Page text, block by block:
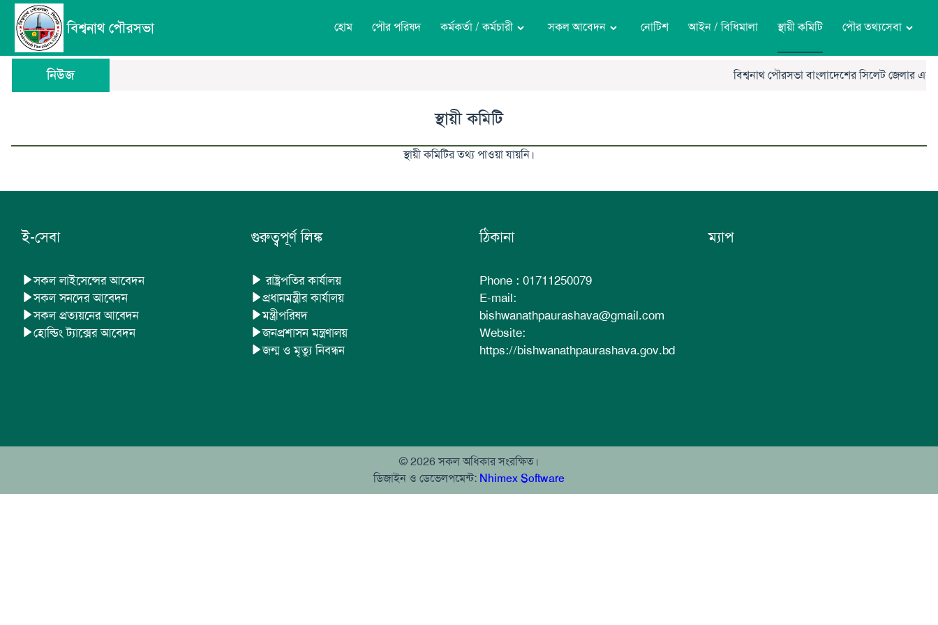
বিশ্বনাথ পৌরসভা হোম পৌর পরিষদ কর্মকর্তা / কর্মচারী সকল আবেদন নোটিশ আইন / বিধিমালা স্থায়ী কমিটি পৌর তথ্যসেবা
নিউজ বিশ্বনাথ পৌরসভা বাংলাদেশের সিলেট জেলার একটি
স্থায়ী কমিটি
স্থায়ী কমিটির তথ্য পাওয়া যায়নি।
ই-সেবা
সকল লাইসেন্সের আবেদন
সকল সনদের আবেদন
সকল প্রত্যয়নের আবেদন
হোল্ডিং ট্যাক্সের আবেদন
গুরুত্বপূর্ণ লিঙ্ক
রাষ্ট্রপতির কার্যালয়
প্রধানমন্ত্রীর কার্যালয়
মন্ত্রীপরিষদ
জনপ্রশাসন মন্ত্রণালয়
জন্ম ও মৃত্যু নিবন্ধন
ঠিকানা
Phone : 01711250079
E-mail:
bishwanathpaurashava@gmail.com
Website:
https://bishwanathpaurashava.gov.bd
ম্যাপ
© 2026 সকল অধিকার সংরক্ষিত।
ডিজাইন ও ডেভেলপমেন্ট: Nhimex Software